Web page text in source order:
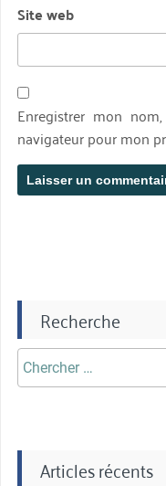
Site web
Enregistrer mon
navigateur pour mon
Recherche
Chercher
aprè:
Articles récents